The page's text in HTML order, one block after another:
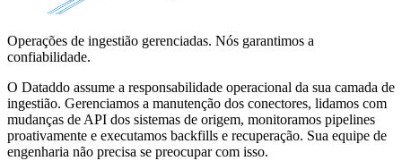
Operações de ingestião gerenciadas. Nós garantimos a
confiabilidade.
O Dataddo assume a responsabilidade operacional da sua camada de
ingestião. Gerenciamos a manutenção dos conectores, lidamos com
mudanças de API dos sistemas de origem, monitoramos pipelines
proativamente e executamos backfills e recuperação. Sua equipe de
engenharia não precisa se preocupar com isso.